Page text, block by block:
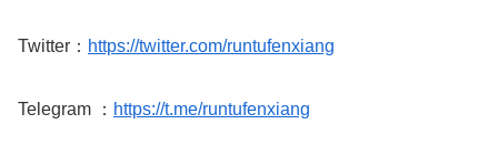
Twitter： https://twitter.com/runtufenxiang
Telegram ： https://t.me/runtufenxiang